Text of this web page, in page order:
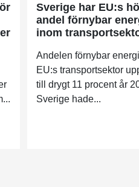
Sverige har EU:s
andel förnybar
inom
Andelen förnybar
EU:s transportsektor
till drygt 11 procent år
Sverige hade...